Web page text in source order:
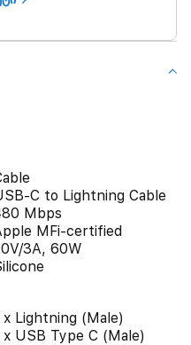
C to Lightning Cable
Mbps
MFi-certified
3A, 60W
x Lightning (Male)
x USB Type C (Male)